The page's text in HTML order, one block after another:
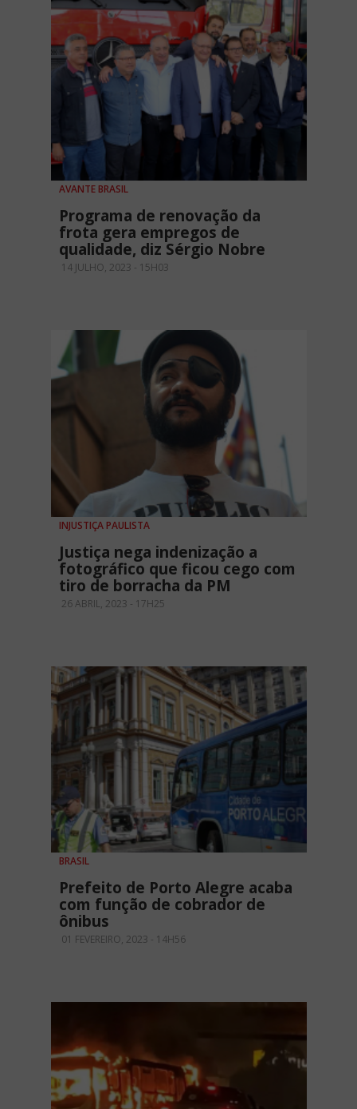
AVANTE BRASIL
Programa de renovação da
frota gera empregos de
qualidade, diz Sérgio Nobre
14 JULHO, 2023 - 15H03
INJUSTIÇA PAULISTA
Justiça nega indenização a
fotográfico que ficou cego com
tiro de borracha da PM
26 ABRIL, 2023 - 17H25
BRASIL
Prefeito de Porto Alegre acaba
com função de cobrador de
ônibus
01 FEVEREIRO, 2023 - 14H56